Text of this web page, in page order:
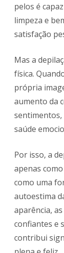
pelos é
limpeza e
satisfação
Mas a
física.
própria
aumento da
sentimentos,
saúde
Por isso, a
apenas
como uma
autoestima
aparência,
confiantes e
contribui